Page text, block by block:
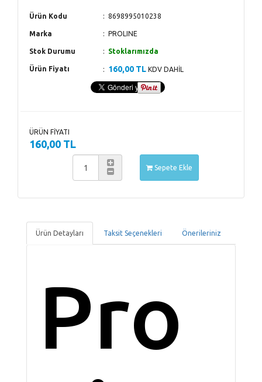
Ürün Kodu 8698995010238
Marka PROLINE
Stok Durumu Stoklarımızda
Ürün Fiyatı 160,00 TL KDV DAHİL
ÜRÜN FİYATI
160,00 TL
Sepete Ekle
Ürün Detayları Taksit Seçenekleri Önerileriniz
Pro